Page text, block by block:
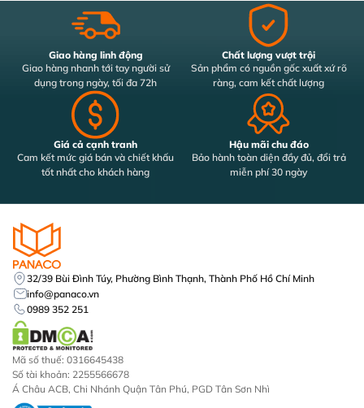
Giao hàng linh động
Giao hàng nhanh tới tay người sử
dụng trong ngày, tối đa 72h
Chất lượng vượt trội
Sản phẩm có nguồn gốc xuất xứ rõ
ràng, cam kết chất lượng
Giá cả cạnh tranh
Cam kết mức giá bán và chiết khấu
tốt nhất cho khách hàng
Hậu mãi chu đáo
Bảo hành toàn diện đầy đủ, đổi trả
miễn phí 30 ngày
32/39 Bùi Đình Túy, Phường Bình Thạnh, Thành Phố Hồ Chí Minh
info@panaco.vn
0989 352 251
Mã số thuế: 0316645438
Số tài khoản: 2255566678
Á Châu ACB, Chi Nhánh Quận Tân Phú, PGD Tân Sơn Nhì